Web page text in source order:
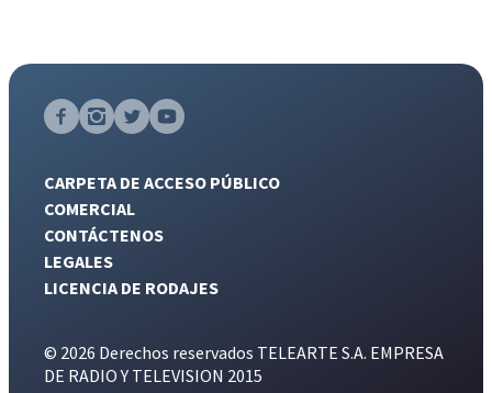
CARPETA DE ACCESO PÚBLICO
COMERCIAL
CONTÁCTENOS
LEGALES
LICENCIA DE RODAJES
© 2026 Derechos reservados TELEARTE S.A. EMPRESA
DE RADIO Y TELEVISION 2015